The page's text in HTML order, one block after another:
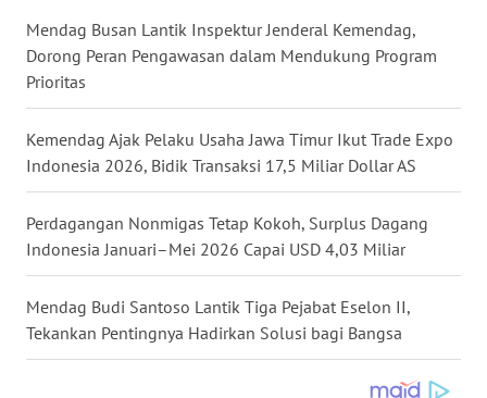
Mendag Busan Lantik Inspektur Jenderal Kemendag,
Dorong Peran Pengawasan dalam Mendukung Program
Prioritas
Kemendag Ajak Pelaku Usaha Jawa Timur Ikut Trade Expo
Indonesia 2026, Bidik Transaksi 17,5 Miliar Dollar AS
Perdagangan Nonmigas Tetap Kokoh, Surplus Dagang
Indonesia Januari–Mei 2026 Capai USD 4,03 Miliar
Mendag Budi Santoso Lantik Tiga Pejabat Eselon II,
Tekankan Pentingnya Hadirkan Solusi bagi Bangsa
WN
KALTENG
KALTARA
KALSEL
WN
KALTIM
WN